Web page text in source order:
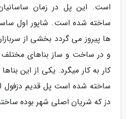
است. این پل در زمان
ساخته شده است. شاپور اول
ها پیروز می گردد بخشی از
و در ساخت و ساز بناهای مختلف
کار به کار میگرد. یکی از این
ساخته شده است پل قدیم دزفول
دز که شریان اصلی شهر بوده